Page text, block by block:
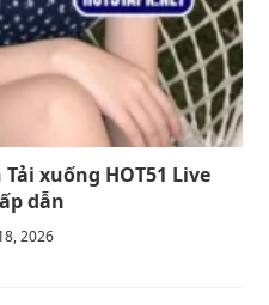
xuống HOT51 Live
dẫn
2026